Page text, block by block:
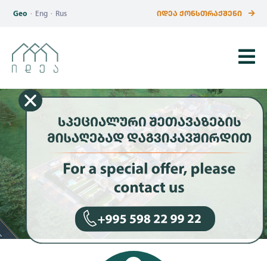
Geo · Eng · Rus ᲘᲓᲔᲐ ᲥᲝᲜᲡᲗᲠᲐᲥᲨᲔᲜᲘ